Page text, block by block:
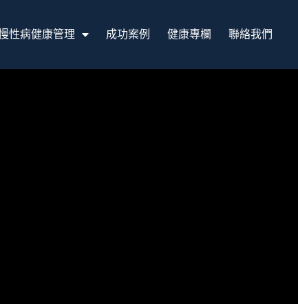
性病健康管理 成功案例 健康專欄 聯絡我們